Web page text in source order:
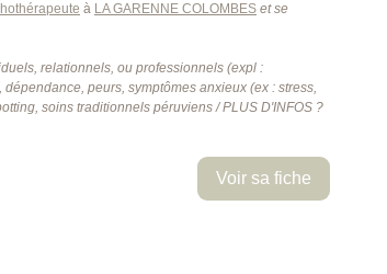
à LA GARENNE COLOMBES et se
relationnels, ou professionnels (expl :
peurs, symptômes anxieux (ex : stress,
soins traditionnels péruviens / PLUS D'INFOS ?
Voir sa fiche